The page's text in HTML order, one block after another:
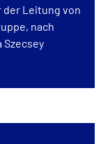
der Leitung von
nach
Szecsey